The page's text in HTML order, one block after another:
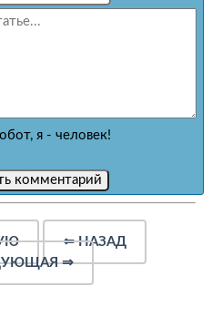
я - человек!
⇐НАЗАД
⇒